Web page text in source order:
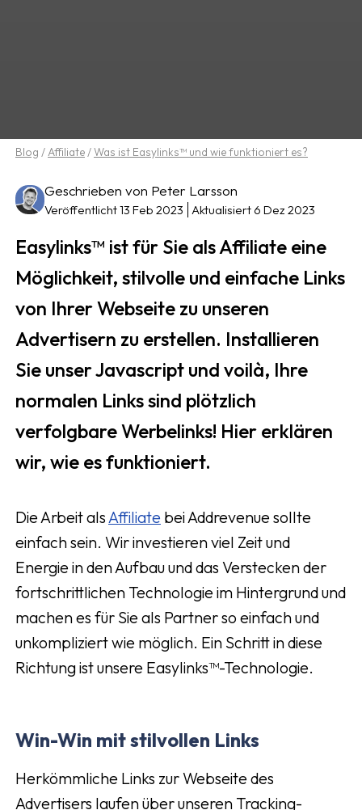
Blog / Affiliate /Was ist Easylinks™ und wie funktioniert es?
Geschrieben von Peter Larsson
Veröffentlicht 13 Feb 2023 Aktualisiert 6 Dez 2023
Easylinks™ ist für Sie als Affiliate eine
Möglichkeit, stilvolle und einfache Links
von Ihrer Webseite zu unseren
Advertisern zu erstellen. Installieren
Sie unser Javascript und voilà, Ihre
normalen Links sind plötzlich
verfolgbare Werbelinks! Hier erklären
wir, wie es funktioniert.
Die Arbeit alsAffiliate bei Addrevenue sollte
einfach sein. Wir investieren viel Zeit und
Energie in den Aufbau und das Verstecken der
fortschrittlichen Technologie im Hintergrund und
machen es für Sie als Partner so einfach und
unkompliziert wie möglich. Ein Schritt in diese
Richtung ist unsere Easylinks™-Technologie.
Win-Win mit stilvollen Links
Herkömmliche Links zur Webseite des
Advertisers laufen über unseren Tracking-